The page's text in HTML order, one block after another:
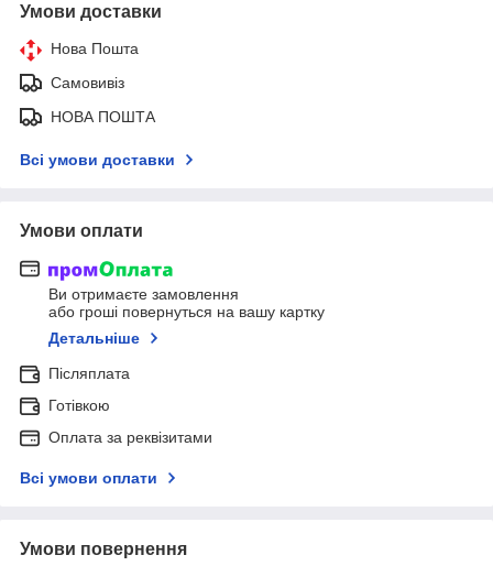
Умови доставки
Нова Пошта
Самовивіз
НОВА ПОШТА
Всі умови доставки
Умови оплати
Ви отримаєте замовлення
або гроші повернуться на вашу картку
Детальніше
Післяплата
Готівкою
Оплата за реквізитами
Всі умови оплати
Умови повернення